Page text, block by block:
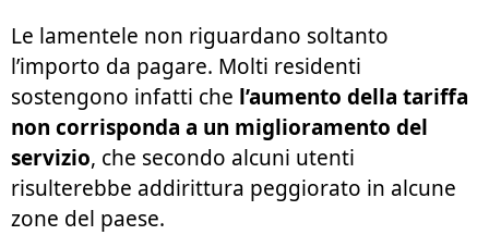
Le lamentele non riguardano soltanto
l’importo da pagare. Molti residenti
sostengono infatti che l’aumento della tariffa
non corrisponda a un miglioramento del
servizio, che secondo alcuni utenti
risulterebbe addirittura peggiorato in alcune
zone del paese.